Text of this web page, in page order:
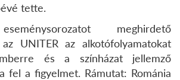
tette.
meghirdető
UNITER az alkotófolyamatokat
és a színházat jellemző
fel a figyelmet. Rámutat: Románia